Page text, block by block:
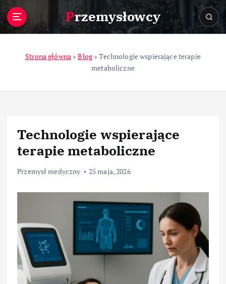
Przemysłowcy
Strona główna »Blog»Technologie wspierające terapie
metaboliczne
Technologie wspierające
terapie metaboliczne
Przemysł medyczny 25 maja, 2026